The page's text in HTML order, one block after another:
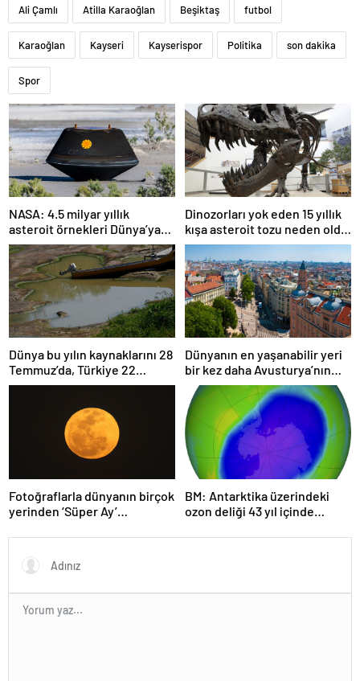
Ali Çamlı Atilla Karaoğlan Beşiktaş futbol
Karaoğlan Kayseri Kayserispor Politika son dakika
Spor
NASA: 4.5 milyar yıllık
asteroit örnekleri Dünya’ya
getirildi; yaşamın
başlangıcına ışık tutabilir
Dinozorları yok eden 15 yıllık
kışa asteroit tozu neden oldu
| Araştırma
Dünya bu yılın kaynaklarını 28
Temmuz’da, Türkiye 22
Haziran’da tüketti
Dünyanın en yaşanabilir yeri
bir kez daha Avusturya’nın
başkenti Viyana oldu
Fotoğraflarla dünyanın birçok
yerinden ‘Süper Ay’
BM: Antarktika üzerindeki
ozon deliği 43 yıl içinde